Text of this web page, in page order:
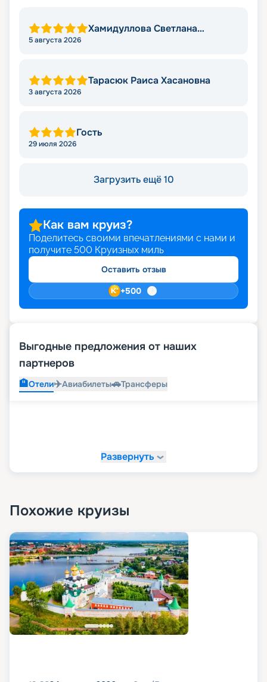
Хамидуллова Светлана
5 августа 2026
Тарасюк Раиса Хасановна
3 августа 2026
Гость
29 июля 2026
Загрузить ещё 10
Как вам круиз?
Поделитесь своими впечатлениями с нами и
получите 500 Круизных миль
Оставить отзыв
+500
Выгодные предложения от наших
партнеров
🏨Отели✈️Авиабилеты🚗Трансферы
Развернуть
Похожие круизы